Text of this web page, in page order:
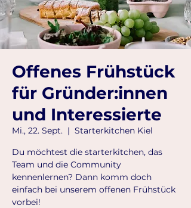
Offenes Frühstück
für Gründer:innen
und Interessierte
Mi., 22. Sept.
  |
Starterkitchen Kiel
Du möchtest die starterkitchen, das
Team und die Community
kennenlernen? Dann komm doch
einfach bei unserem offenen Frühstück
vorbei!